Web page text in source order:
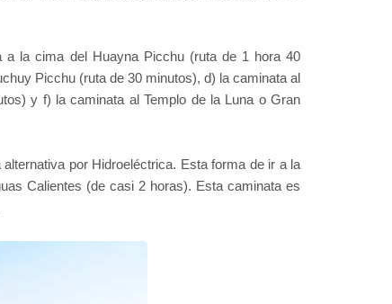
a la cima del Huayna Picchu (ruta de 1 hora 40
Picchu (ruta de 30 minutos), d) la caminata al
y f) la caminata al Templo de la Luna o Gran
por Hidroeléctrica. Esta forma de ir a la
Calientes (de casi 2 horas). Esta caminata es